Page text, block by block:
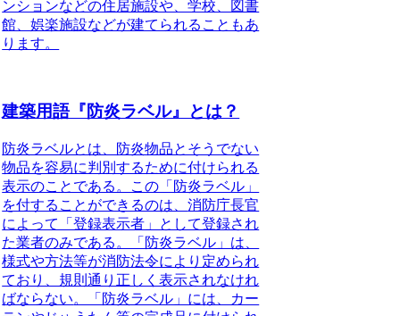
ンションなどの住居施設や、学校、図書
館、娯楽施設などが建てられることもあ
ります。
建築用語『防炎ラベル』とは？
防炎ラベルとは、防炎物品とそうでない
物品を容易に判別するために付けられる
表示のことである。この「防炎ラベル」
を付することができるのは、消防庁長官
によって「登録表示者」として登録され
た業者のみである 。「防炎ラベル」は、
様式や方法等が消防法令により定められ
ており、規則通り正しく表示されなけれ
ばならない。「防炎ラベル」には、カー